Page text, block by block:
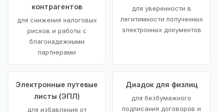
контрагентов
для снижения налоговых
рисков и работы с
благонадежными
партнерами
для уверенности в
легитимности полученных
электронных документов
Электронные путевые
листы (ЭПЛ)
для избавления от
Диадок для физлиц
для безбумажного
подписания договоров и